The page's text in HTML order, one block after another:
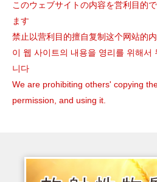
このウェブサイトの内容を営利目的
ます
禁止以营利目的擅自复制这个网站的
이 웹 사이트의 내용을 영리를 위해서
니다
We are prohibiting others' copying
permission, and using it.